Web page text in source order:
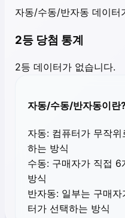
자동/수동/반자동 데이터
2등 당첨 통계
2등 데이터가 없습니다.
자동/수동/반자동이란
자동: 컴퓨터가 무작
하는 방식
수동: 구매자가 직접 6
방식
반자동: 일부는 구매
터가 선택하는 방식